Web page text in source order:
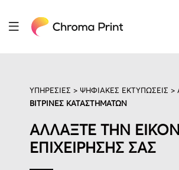
ΥΠΗΡΕΣΙΕΣ > ΨΗΦΙΑΚΕΣ ΕΚΤΥΠΩΣΕΙΣ >
ΒΙΤΡΙΝΕΣ ΚΑΤΑΣΤΗΜΑΤΩΝ
ΑΛΛΑΞΤΕ ΤΗΝ
ΕΠΙΧΕΙΡΗΣΗΣ ΣΑΣ